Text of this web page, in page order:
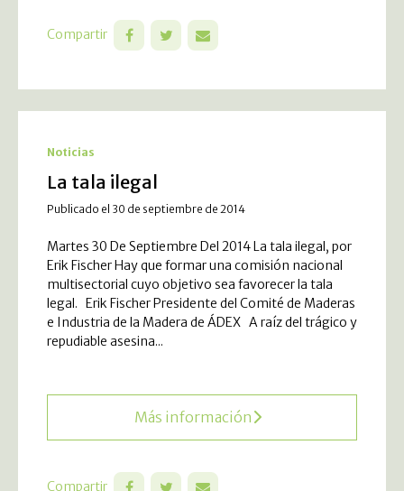
Compartir
Noticias
La tala ilegal
Publicado el 30 de septiembre de 2014
Martes 30 De Septiembre Del 2014 La tala ilegal, por
Erik Fischer Hay que formar una comisión nacional
multisectorial cuyo objetivo sea favorecer la tala
legal. Erik Fischer Presidente del Comité de Maderas
e Industria de la Madera de ÁDEX A raíz del trágico y
repudiable asesina...
Más información
Compartir